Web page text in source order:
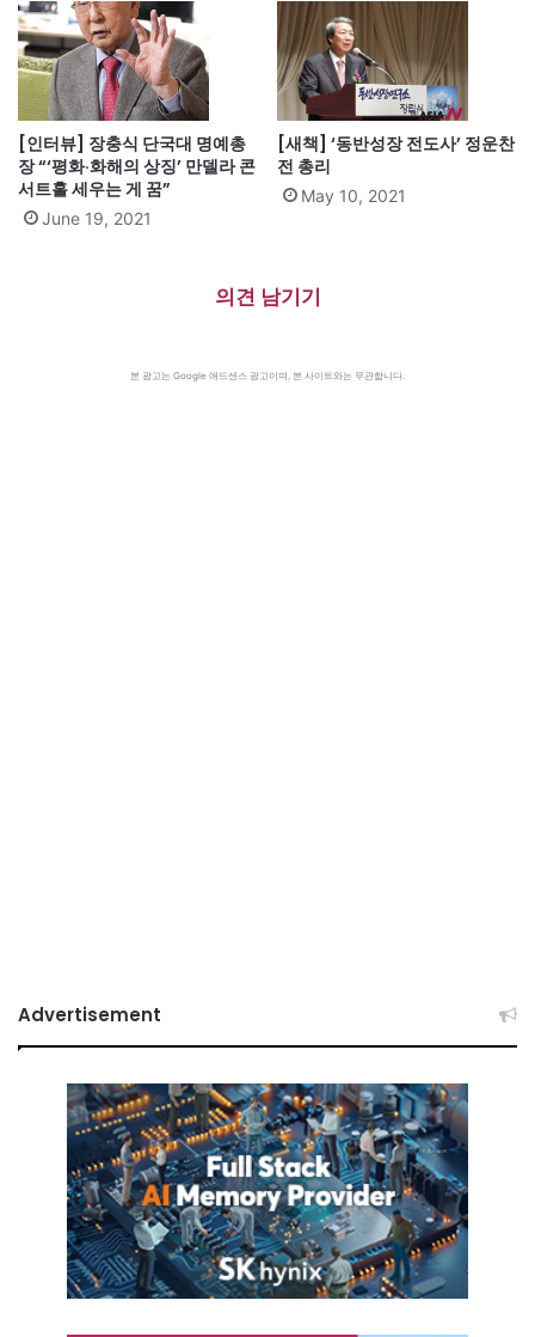
[인터뷰] 장충식 단국대 명예총
장 “‘평화·화해의 상징’ 만델라 콘
서트홀 세우는 게 꿈”
June 19, 2021
[새책] ‘동반성장 전도사’ 정운찬
전 총리
May 10, 2021
의견 남기기
본 광고는 Google 애드센스 광고이며, 본 사이트와는 무관합니다.
Advertisement